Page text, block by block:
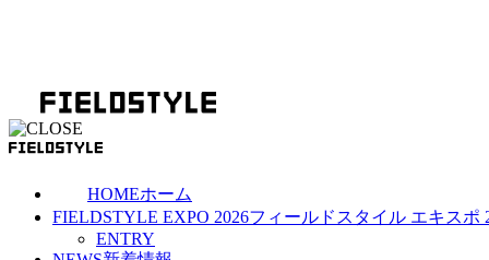
HOMEホーム
FIELDSTYLE EXPO 2026フィールドスタイル エキスポ
ENTRY